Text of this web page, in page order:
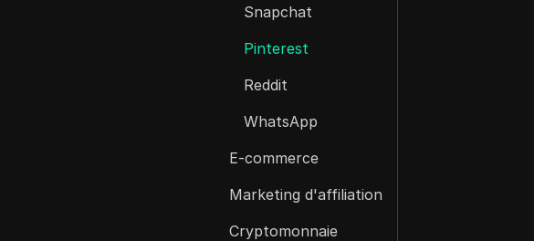
Snapchat
Pinterest
Reddit
WhatsApp
E-commerce
Marketing d'affiliation
Cryptomonnaie